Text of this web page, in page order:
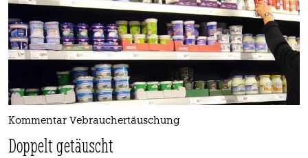
Kommentar Vebrauchertäuschung
Doppelt getäuscht